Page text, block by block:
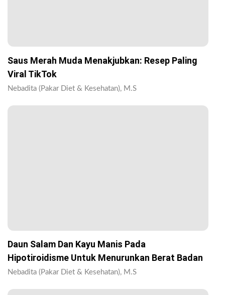
Saus Merah Muda Menakjubkan: Resep Paling
Viral TikTok
Nebadita (Pakar Diet & Kesehatan), M.S
Daun Salam Dan Kayu Manis Pada
Hipotiroidisme Untuk Menurunkan Berat Badan
Nebadita (Pakar Diet & Kesehatan), M.S